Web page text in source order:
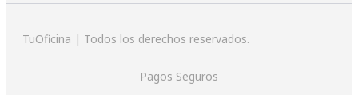
TuOficina | Todos los derechos reservados.
Pagos Seguros